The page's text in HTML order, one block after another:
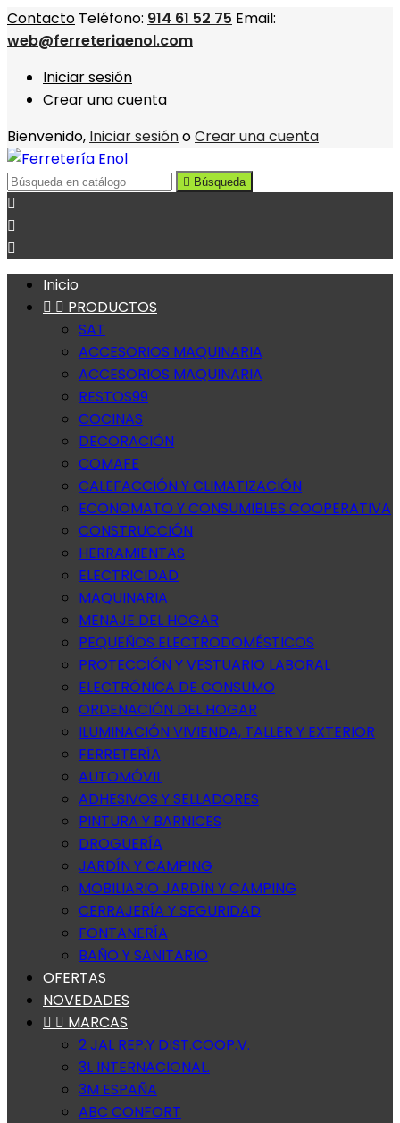
Contacto Teléfono: 914 61 52 75 Email:
web@ferreteriaenol.com
Iniciar sesión
Crear una cuenta
Bienvenido, Iniciar sesiónoCrear una cuenta
 Búsqueda



Inicio
  PRODUCTOS
SAT
ACCESORIOS MAQUINARIA
ACCESORIOS MAQUINARIA
RESTOS99
COCINAS
DECORACIÓN
COMAFE
CALEFACCIÓN Y CLIMATIZACIÓN
ECONOMATO Y CONSUMIBLES COOPERATIVA
CONSTRUCCIÓN
HERRAMIENTAS
ELECTRICIDAD
MAQUINARIA
MENAJE DEL HOGAR
PEQUEÑOS ELECTRODOMÉSTICOS
PROTECCIÓN Y VESTUARIO LABORAL
ELECTRÓNICA DE CONSUMO
ORDENACIÓN DEL HOGAR
ILUMINACIÓN VIVIENDA, TALLER Y EXTERIOR
FERRETERÍA
AUTOMÓVIL
ADHESIVOS Y SELLADORES
PINTURA Y BARNICES
DROGUERÍA
JARDÍN Y CAMPING
MOBILIARIO JARDÍN Y CAMPING
CERRAJERÍA Y SEGURIDAD
FONTANERÍA
BAÑO Y SANITARIO
OFERTAS
NOVEDADES
  MARCAS
2 JAL REP.Y DIST.COOP.V.
3L INTERNACIONAL.
3M ESPAÑA
ABC CONFORT